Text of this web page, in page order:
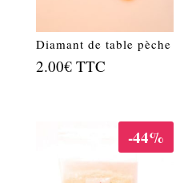
Diamant de table pèche
2.00€ TTC
-44%